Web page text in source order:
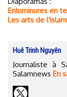
Enluminures en
Les arts de l'islam
Huê Trinh Nguyên
Journaliste à
Salamnews En